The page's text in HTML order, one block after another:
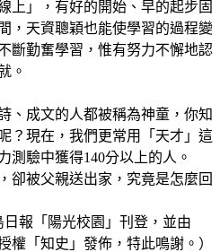
上」，有好的開始、早的起步固
，天資聰穎也能使學習的過程變
斷勤奮學習，惟有努力不懈地認
。
、成文的人都被稱為神童，你知
？現在，我們更常用「天才」這
測驗中獲得140分以上的人。
卻被父親送出家，究竟是怎麼回
日報「陽光校園」刊登，並由
權「知史」發佈，特此鳴謝。）